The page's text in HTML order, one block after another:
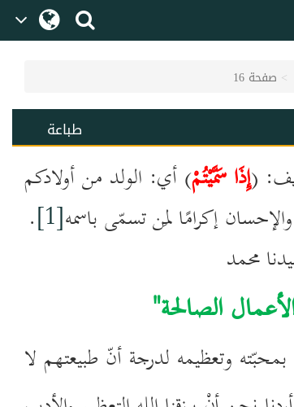
صفحة 16
طباعة
(إِذَا سَمَّيْتُمْ) أي: الولد من أولادكم
إكرامًا لمَن تسمّى باسمه[1]
.
محمد
الصالحة"
وتعظيمه لدرجة أنّ طبيعتهم لا